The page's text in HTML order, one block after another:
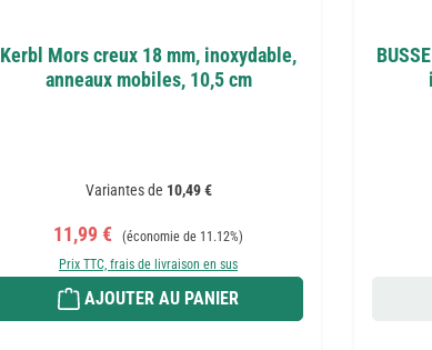
Kerbl Mors creux 18 mm, inoxydable,
anneaux mobiles, 10,5 cm
Variantes de 10,49 €
Prix de vente :
11,99 € Prix régulier :
(économie de 11.12%)
Prix TTC, frais de livraison en sus
AJOUTER AU PANIER